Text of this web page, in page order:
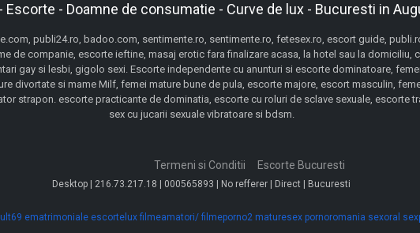
Escorte - Doamne de consumatie - Curve de lux - Bucuresti in
publi24.ro, badoo.com, sentimente.ro, sentimente.ro, fetesex.ro, escort guide,
de companie, escorte ieftine, masaj erotic fara finalizare acasa, la hotel sau la domiciliu,
gay si lesbi, gigolo sexi. Escorte independente cu anunturi si escorte dominatoare,
divortate si mame Milf, femei mature bune de pula, escorte majore, escort masculin,
strapon. escorte practicante de dominatia, escorte cu roluri de sclave sexuale, escorte
sex cu jucarii sexuale vibratoare si bdsm.
Termeni si Conditii Escorte Bucuresti
Desktop | 216.73.217.18 | 000565893 | No refferer | Direct | Bucuresti
ematrimoniale escortelux filmeamatori/ filmeporno2 maturesex pornoromania sexoral